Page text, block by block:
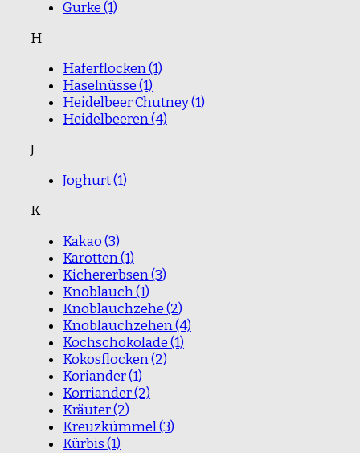
Gurke(1)
H
Haferflocken(1)
Haselnüsse(1)
Heidelbeer Chutney(1)
Heidelbeeren(4)
J
Joghurt(1)
K
Kakao(3)
Karotten(1)
Kichererbsen(3)
Knoblauch(1)
Knoblauchzehe(2)
Knoblauchzehen(4)
Kochschokolade(1)
Kokosflocken(2)
Koriander(1)
Korriander(2)
Kräuter(2)
Kreuzkümmel(3)
Kürbis(1)